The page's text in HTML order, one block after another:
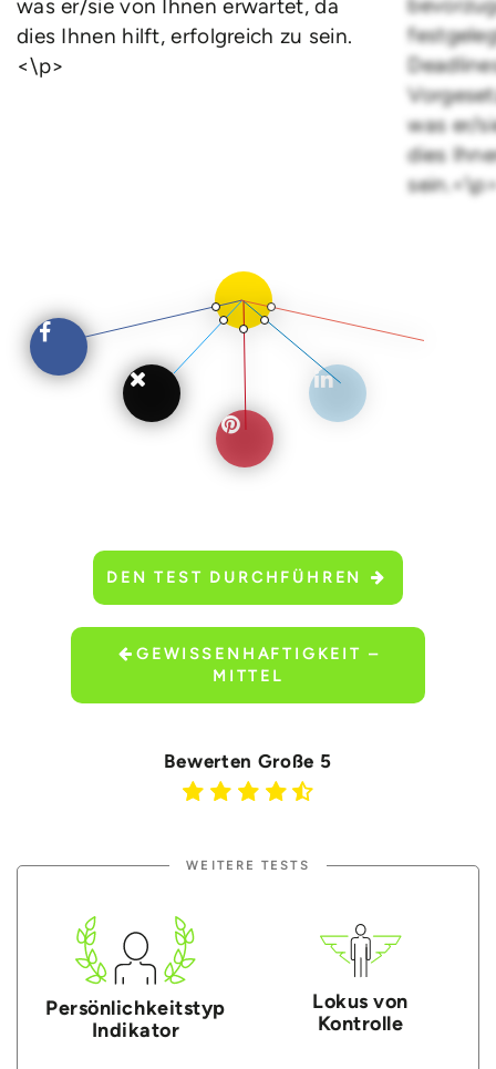
was er/sie von Ihnen erwartet, da
dies Ihnen hilft, erfolgreich zu sein.
<\p>
was er/
dies
DEN TEST DURCHFÜHREN
GEWISSENHAFTIGKEIT –
MITTEL
Bewerten Große 5
WEITERE TESTS
Persönlichkeitstyp
Indikator
Lokus von
Kontrolle